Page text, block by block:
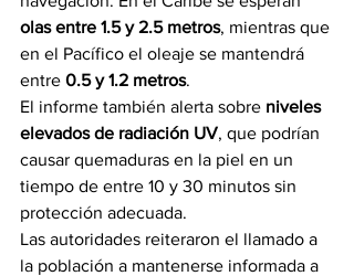
olas entre 1.5 y 2.5 metros, mientras que
en el Pacífico el oleaje se mantendrá
entre 0.5 y 1.2 metros.
El informe también alerta sobre niveles
elevados de radiación UV, que podrían
causar quemaduras en la piel en un
tiempo de entre 10 y 30 minutos sin
protección adecuada.
Las autoridades reiteraron el llamado a
la población a mantenerse informada a